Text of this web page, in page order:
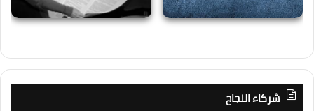
شركاء النجاح